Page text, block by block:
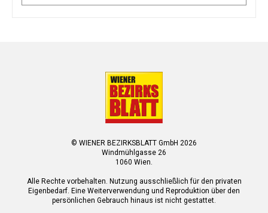
© WIENER BEZIRKSBLATT GmbH 2026
Windmühlgasse 26
1060 Wien.
Alle Rechte vorbehalten. Nutzung ausschließlich für den privaten
Eigenbedarf. Eine Weiterverwendung und Reproduktion über den
persönlichen Gebrauch hinaus ist nicht gestattet.